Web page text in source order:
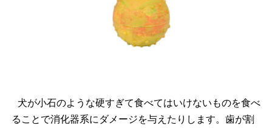
犬が小石のような硬すぎて食べてはいけないものを食べ
ることで消化器系にダメージを与えたりします。 歯が割